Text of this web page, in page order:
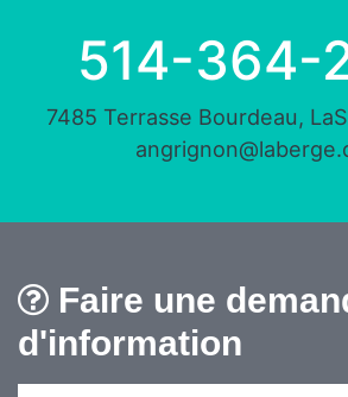
514-364-
7485 Terrasse Bourdeau,
Faire une
d'information